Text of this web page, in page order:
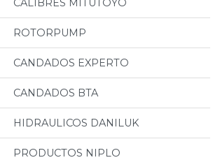
CALIBRES MITUTOYO
ROTORPUMP
CANDADOS EXPERTO
CANDADOS BTA
HIDRAULICOS DANILUK
PRODUCTOS NIPLO